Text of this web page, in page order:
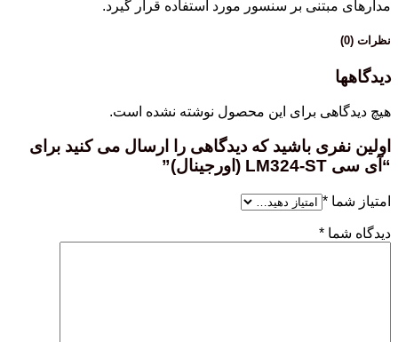
مدارهای مبتنی بر سنسور مورد استفاده قرار گیرد.
نظرات (0)
دیدگاهها
هیچ دیدگاهی برای این محصول نوشته نشده است.
اولین نفری باشید که دیدگاهی را ارسال می کنید برای
“آی سی LM324-ST (اورجینال)”
امتیاز شما *
دیدگاه شما *